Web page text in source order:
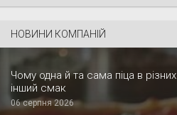
НОВИНИ КОМПАНІЙ
Чому одна й та сама піца в
інший смак
06 серпня 2026